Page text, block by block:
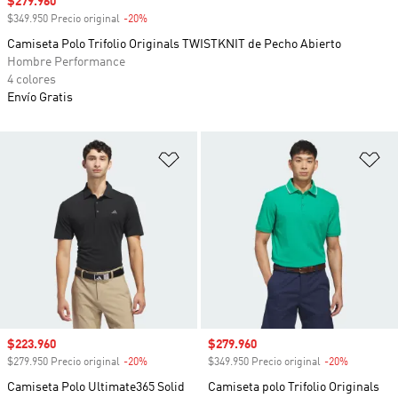
Añadir a la lista de deseos
Precio de venta
$223.960
$279.950 Precio original -20%
Camiseta Polo Ultimate365 Solid
Precio de venta
$279.960
$349.950 Precio original -20%
Camiseta polo Trifolio Originals
$349.950 Precio original -20%
Camiseta Polo Trifolio Originals TWISTKNIT de Pecho Abierto
Hombre Performance
4 colores
Envío Gratis